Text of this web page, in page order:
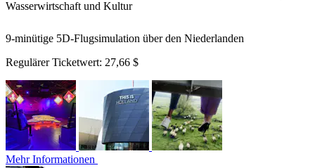
Wasserwirtschaft und Kultur
9-minütige 5D-Flugsimulation über den Niederlanden
Regulärer Ticketwert: 27,66 $
Mehr Informationen